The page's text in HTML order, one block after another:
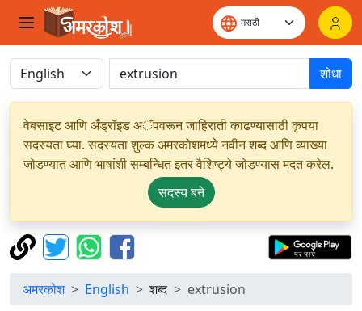
शोधा
वेबसाइट आणि अँड्रॉइड अॅपवरून जाहिराती काढण्यासाठी कृपया
सदस्यता घ्या. सदस्यता शुल्क अमरकोशमध्ये नवीन शब्द आणि व्याख्या
जोडण्यात आणि भाषांशी सम्बन्धित इतर वैशिष्ट्ये जोडण्यास मदत करेल.
सदस्य बने
अमरकोश English शब्द extrusion